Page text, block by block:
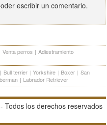
escribir un comentario.
Venta perros | Adiestramiento
| Bull terrier | Yorkshire | Boxer | San
| Labrador Retriever
Todos los derechos reservados